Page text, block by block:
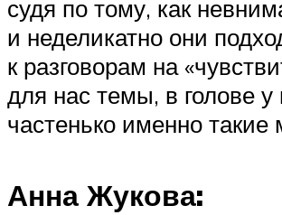
судя по тому, как
и неделикатно они
к разговорам на
для нас темы, в голове у
частенько именно
Анна Жукова: